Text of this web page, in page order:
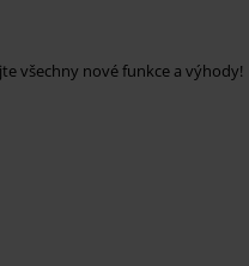
všechny nové funkce a výhody!